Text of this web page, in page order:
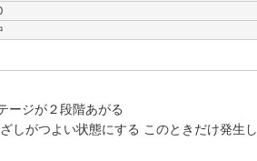
ージが２段階あがる
しがつよい状態にする このときだけ発生し